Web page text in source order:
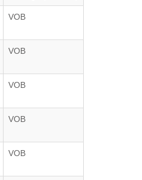
VOB
VOB
VOB
VOB
VOB